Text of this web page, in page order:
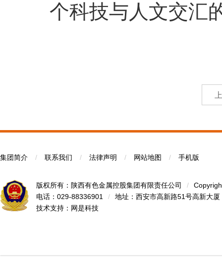
个科技与人文交汇
集团简介 / 联系我们 / 法律声明 / 网站地图 / 手机版
版权所有：陕西有色金属控股集团有限责任公司 /
电话：029-88336901
/
地址：西安市高新路51号高新大厦
技术支持： 网是科技